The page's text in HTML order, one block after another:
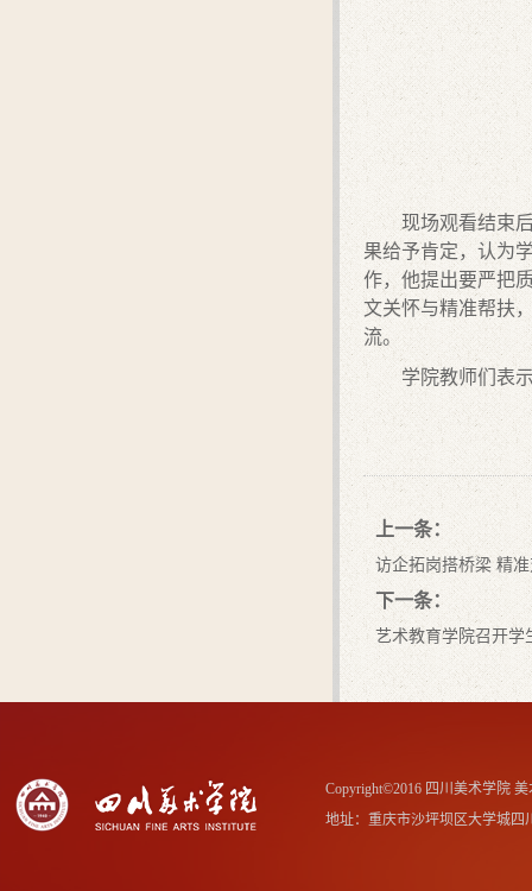
现场观看结束
果给予肯定 ，认为
作，他提出要严把
文关怀与精准帮扶
流。
学院教师们表
上一条：
访企拓岗搭桥梁 精
下一条：
艺术教育学院召开学
Copyright©2016 四川美术学院
地址：重庆市沙坪坝区大学城四